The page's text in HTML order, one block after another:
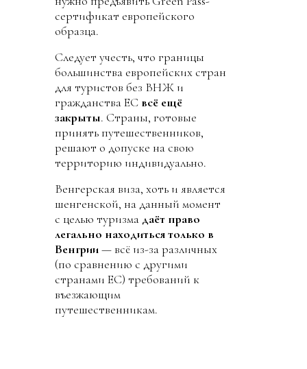
сертификат европейского
образца.
Следует учесть, что границы
большинства европейских стран
для туристов без ВНЖ и
гражданства ЕС всё ещё
закрыты. Страны, готовые
принять путешественников,
решают о допуске на свою
территорию индивидуально.
Венгерская виза, хоть и является
шенгенской, на данный момент
с целью туризма даёт право
легально находиться только в
Венгрии— всё из-за различных
(по сравнению с другими
странами ЕС) требований к
въезжающим
путешественникам.